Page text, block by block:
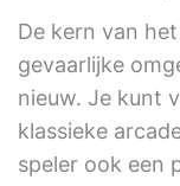
De kern van
gevaarlijke
nieuw. Je kunt
klassieke
speler ook een